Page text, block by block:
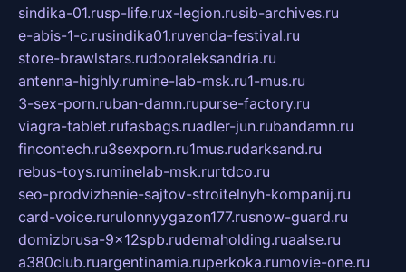
sindika-01.rusp-life.rux-legion.rusib-archives.ru
e-abis-1-c.rusindika01.ruvenda-festival.ru
store-brawlstars.rudooraleksandria.ru
antenna-highly.rumine-lab-msk.ru1-mus.ru
3-sex-porn.ruban-damn.rupurse-factory.ru
viagra-tablet.rufasbags.ruadler-jun.rubandamn.ru
fincontech.ru3sexporn.ru1mus.rudarksand.ru
rebus-toys.ruminelab-msk.rurtdco.ru
seo-prodvizhenie-sajtov-stroitelnyh-kompanij.ru
card-voice.rurulonnyygazon177.rusnow-guard.ru
domizbrusa-9x12spb.rudemaholding.ruaalse.ru
a380club.ruargentinamia.ruperkoka.rumovie-one.ru